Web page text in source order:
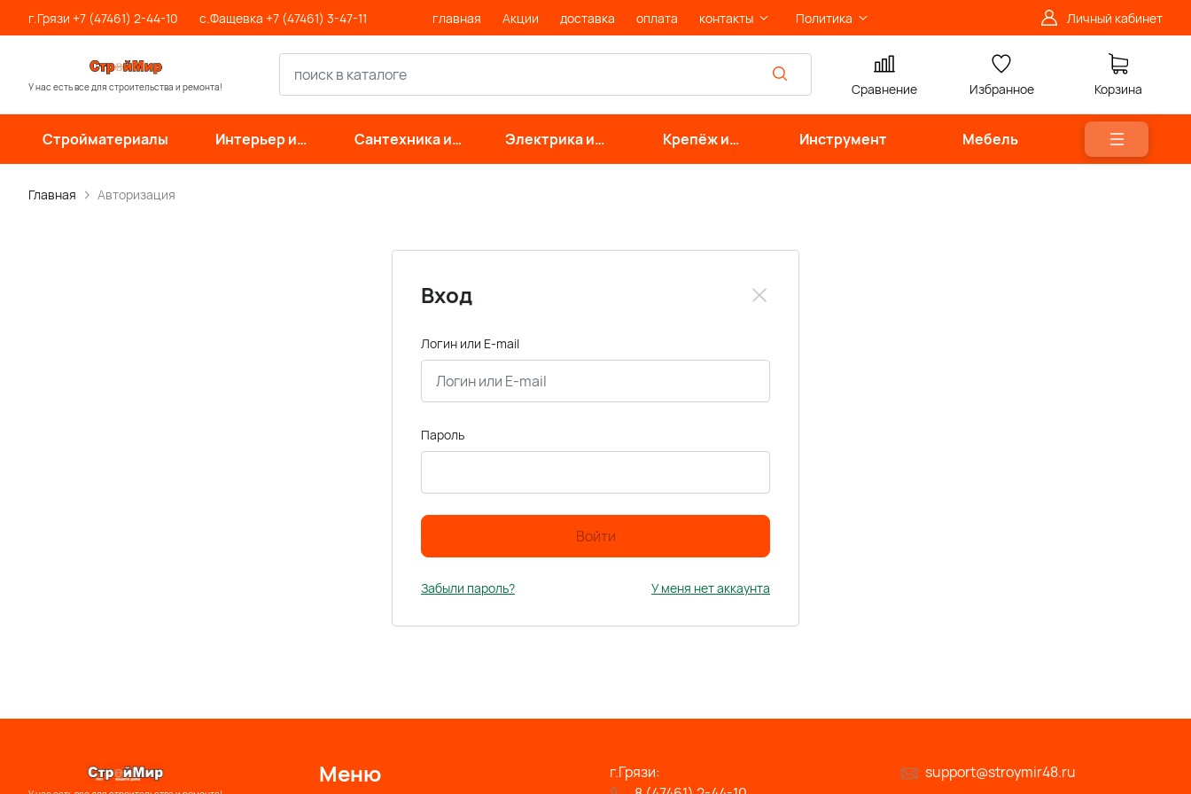
г.Грязи +7 (47461) 2-44-10 с.Фащевка +7 (47461) 3-47-11 главная Акции доставка оплата контакты Политика Личный кабинет
У нас есть все для строительства и ремонта! Сравнение Избранное Корзина
Стройматериалы
Интерьер и
отделка
Сантехника и
инженерные
Электрика и
свет
Крепёж и
фурнитура
Инструмент Мебель
Главная Авторизация
Вход
Логин или E-mail
Пароль
Войти
Забыли пароль? У меня нет аккаунта
support@stroymir48.ru
Меню
г.Грязи: